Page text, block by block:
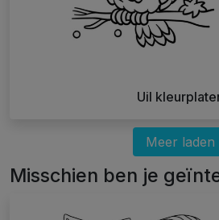
Uil
Meer laden
Misschien ben je